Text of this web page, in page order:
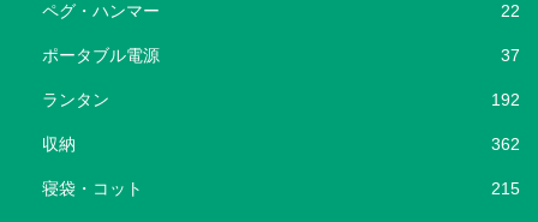
ペグ・ハンマー 22
ポータブル電源 37
ランタン 192
収納 362
寝袋・コット 215